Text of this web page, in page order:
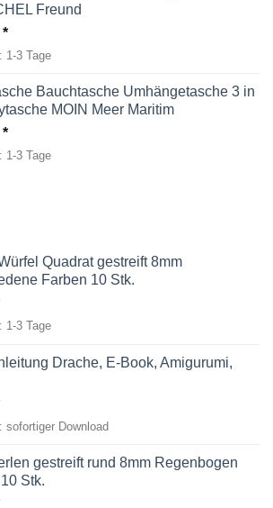
Freund
1-3 Tage
Bauchtasche Umhängetasche 3 in
MOIN Meer Maritim
1-3 Tage
Quadrat gestreift 8mm
Farben 10 Stk.
1-3 Tage
Drache, E-Book, Amigurumi,
sofortiger Download
gestreift rund 8mm Regenbogen
Stk.